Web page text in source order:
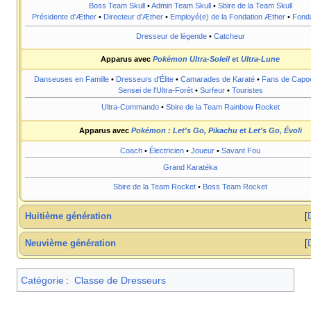
Boss Team Skull•Admin Team Skull• Sbire de la Team Skull
Présidente d'Æther • Directeur d'Æther • Employé(e) de la Fondation Æther •
Dresseur de légende• Catcheur
Apparus avec Pokémon Ultra-Soleilet Ultra-Lune
Danseuses en Famille• Dresseurs d'Élite• Camarades de Karaté• Fans de
Sensei de l'Ultra-Forêt• Surfeur• Touristes
Ultra-Commando• Sbire de la Team Rainbow Rocket
Apparus avec Pokémon : Let's Go, Pikachuet Let's Go, Évoli
Coach • Électricien • Joueur • Savant Fou
Grand Karatéka
Sbire de la Team Rocket • Boss Team Rocket
Huitième génération
Neuvième génération
Catégorie : Classe de Dresseurs